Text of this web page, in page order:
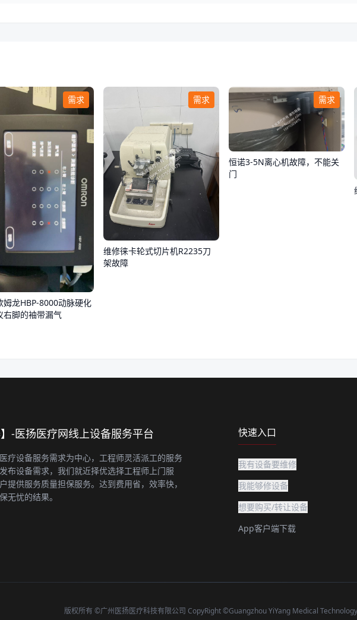
需求
姆龙HBP-8000动脉硬化
右脚的袖带漏气
需求
维修徕卡轮式切片机R2235刀
架故障
需求
恒诺3-5N离心机故障，不能关
门
】-医扬医疗网线上设备服务平台
疗设备服务需求为中心，工程师灵活派工的服务
布设备需求，我们就近择优选择工程师上门服
提供服务质量担保服务。达到费用省，效率快，
无忧的结果。
快速入口
我有设备要维修
我能够修设备
想要购买/转让设备
App客户端下载
版权所有 ©广州医扬医疗科技有限公司 CopyRight ©Guangzhou YiYang Medical